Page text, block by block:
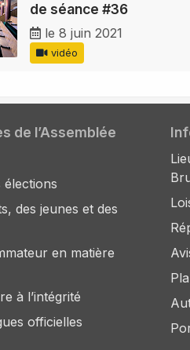
de séance #36
le 8 juin 2021
vidéo
de l’Assemblée
élections
des jeunes et des
en matière
à l’intégrité
officielles